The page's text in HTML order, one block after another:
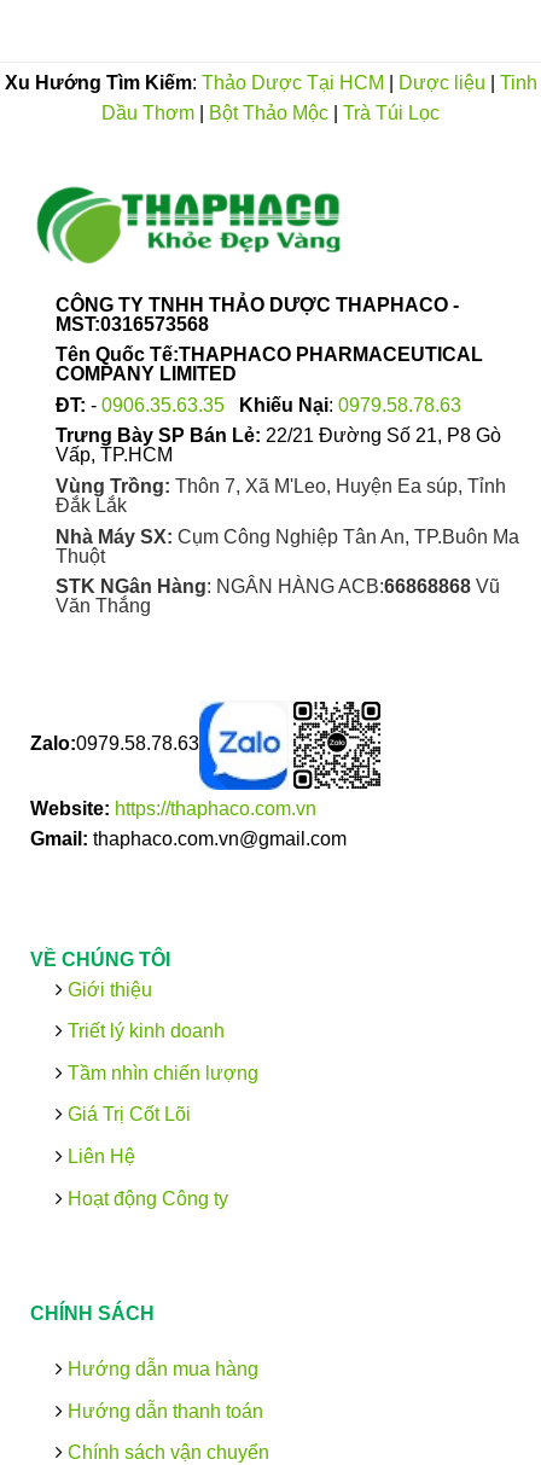
nhiều
biến
tùy
chọn
có
được
chọn
trên
trang
sản
nhiều
biến
được
trên
sản
Xu Hướng Tìm Kiếm: Thảo Dược Tại HCM Dược liệu
Tinh
Dầu Thơm
Bột Thảo Mộc Trà Túi Lọc
CÔNG TY TNHH THẢO DƯỢC THAPHACO -
MST:0316573568
Tên Quốc Tế:THAPHACO PHARMACEUTICAL
COMPANY LIMITED
ĐT: - 0906.35.63.35 Khiếu Nại: 0979.58.78.63
Trưng Bày SP Bán Lẻ: 22/21 Đường Số 21, P8 Gò
Vấp, TP.HCM
Vùng Trồng: Thôn 7, Xã M'Leo, Huyện Ea súp, Tỉnh
Đắk Lắk
Nhà Máy SX: Cụm Công Nghiệp Tân An, TP.Buôn Ma
Thuột
STK NGân Hàng: NGÂN HÀNG ACB:66868868Vũ
Văn Thắng
Zalo:0979.58.78.63
Website: https://thaphaco.com.vn
Gmail: thaphaco.com.vn@gmail.com
VỀ CHÚNG TÔI
Giới thiệu
Triết lý kinh doanh
Tầm nhìn chiến lượng
Giá Trị Cốt Lõi
Liên Hệ
Hoạt động Công ty
CHÍNH SÁCH
Hướng dẫn mua hàng
Hướng dẫn thanh toán
Chính sách vận chuyển